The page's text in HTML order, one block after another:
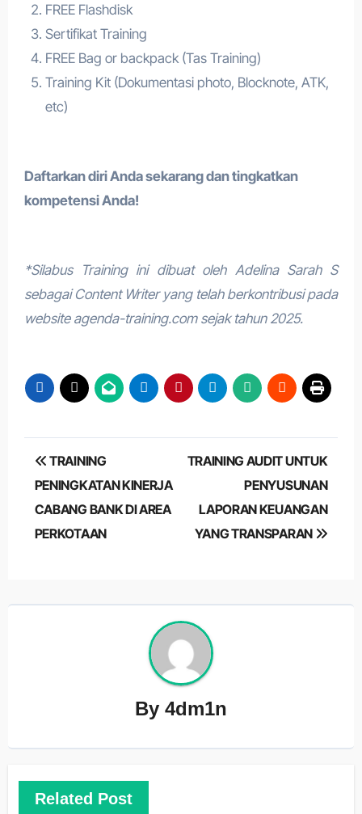
FREE Flashdisk
Sertifikat Training
FREE Bag or backpack (Tas Training)
Training Kit (Dokumentasi photo, Blocknote, ATK,
etc)
Daftarkan diri Anda sekarang dan tingkatkan
kompetensi Anda!
*Silabus Training ini dibuat oleh Adelina Sarah S
sebagai Content Writer yang telah berkontribusi pada
website agenda-training.com sejak tahun 2025.
Post
navigation
TRAINING
PENINGKATAN KINERJA
CABANG BANK DI AREA
PERKOTAAN
TRAINING AUDIT UNTUK
PENYUSUNAN
LAPORAN KEUANGAN
YANG TRANSPARAN
By 4dm1n
Related Post